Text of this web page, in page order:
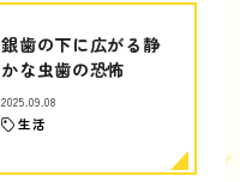
銀歯の下に広がる静
かな虫歯の恐怖
2025.09.08
生活